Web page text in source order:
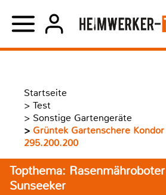
Startseite
> Test
> Sonstige Gartengeräte
> Grüntek Gartenschere Kondor 200 mm, Art.
295.200.200
Topthema:
Sunseeker